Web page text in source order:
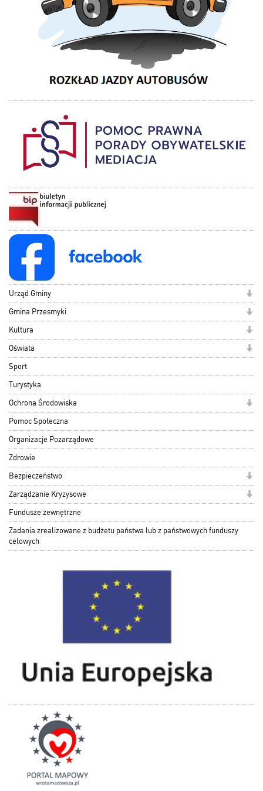
Urząd Gminy
Gmina Przesmyki
Kultura
Oświata
Sport
Turystyka
Ochrona Środowiska
Pomoc Społeczna
Organizacje Pozarządowe
Zdrowie
Bezpieczeństwo
Zarządzanie Kryzysowe
Fundusze zewnętrzne
Zadania zrealizowane z budżetu państwa lub z państwowych funduszy
celowych